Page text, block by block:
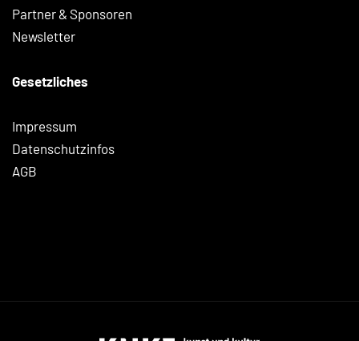
Partner & Sponsoren
Newsletter
Gesetzliches
Impressum
Datenschutzinfos
AGB